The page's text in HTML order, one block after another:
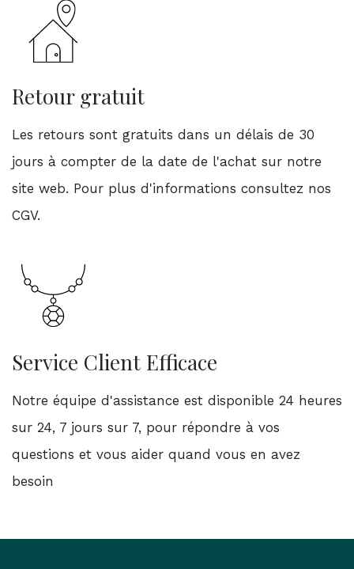
Retour gratuit
Les retours sont gratuits dans un délais de 30
jours à compter de la date de l'achat sur notre
site web. Pour plus d'informations consultez nos
CGV.
Service Client Efficace
Notre équipe d'assistance est disponible 24 heures
sur 24, 7 jours sur 7, pour répondre à vos
questions et vous aider quand vous en avez
besoin